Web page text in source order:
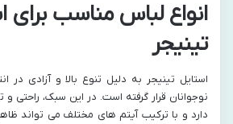
انواع لباس‌ مناسب برای
تینیجر
استایل تینیجر به دلیل تنوع بالا و آزادی در
نوجوانان قرار گرفته است. در این سبک، راحتی
دارد و با ترکیب آیتم‌ های مختلف می‌ تواند